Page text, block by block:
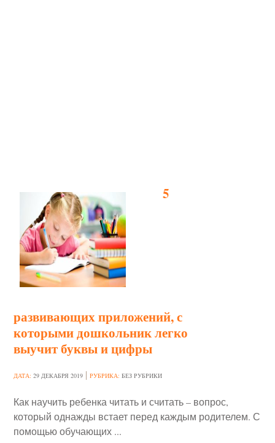
5
развивающих приложений, с
которыми дошкольник легко
выучит буквы и цифры
ДАТА:29 ДЕКАБРЯ 2019 РУБРИКА:БЕЗ РУБРИКИ
Как научить ребенка читать и считать – вопрос,
который однажды встает перед каждым родителем. С
помощью обучающих ...